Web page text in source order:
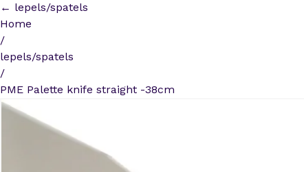
← lepels/spatels
Home
/
lepels/spatels
/
PME Palette knife straight -38cm